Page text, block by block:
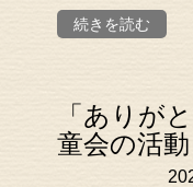
続きを読む
「ありが
童会の活動